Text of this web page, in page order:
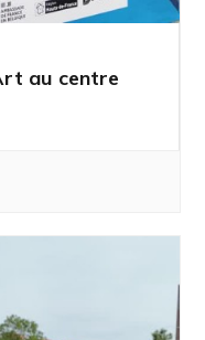
au centre